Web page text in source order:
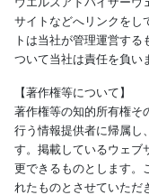
サイトなどへリンクをし
トは当社が管理運営す
ついて当社は責任を負い
【著作権等について】
著作権等の知的所有権そ
行う情報提供者に帰属し
す。掲載しているウェブ
更できるものとします。
れたものとさせていただ